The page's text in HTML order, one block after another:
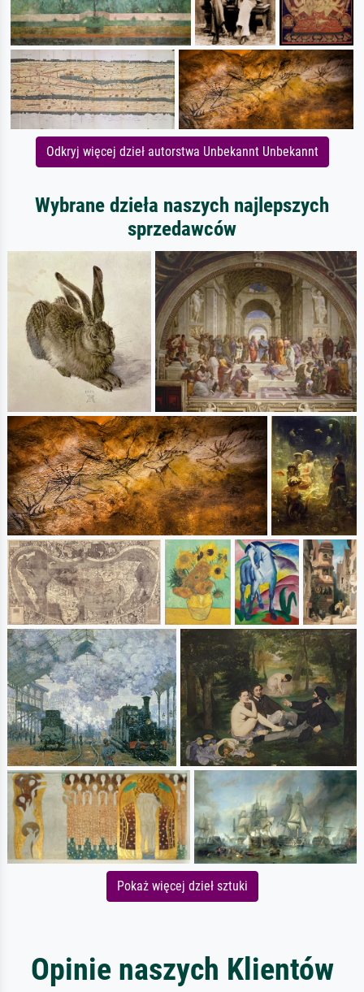
Odkryj więcej dzieł autorstwa Unbekannt Unbekannt
Wybrane dzieła naszych najlepszych
sprzedawców
Pokaż więcej dzieł sztuki
Opinie naszych Klientów